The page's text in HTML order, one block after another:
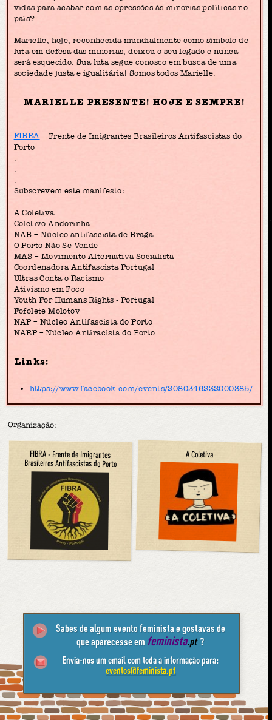
vidas para acabar com as opressões às minorias políticas no
país?
Marielle, hoje, reconhecida mundialmente como símbolo de
luta em defesa das minorias, deixou o seu legado e nunca
será esquecido. Sua luta segue conosco em busca de uma
sociedade justa e igualitária! Somos todos Marielle.
MARIELLE PRESENTE! HOJE E SEMPRE!
FIBRA – Frente de Imigrantes Brasileiros Antifascistas do
Porto
Subscrevem este manifesto:
A Coletiva
Coletivo Andorinha
NAB – Núcleo antifascista de Braga
O Porto Não Se Vende
MAS – Movimento Alternativa Socialista
Coordenadora Antifascista Portugal
Ultras Conta o Racismo
Ativismo em Foco
Youth For Humans Rights - Portugal
Fofolete Molotov
NAP – Núcleo Antifascista do Porto
NARP – Núcleo Antiracista do Porto
Links:
https://www.facebook.com/events/2080346232000385/
Organização:
FIBRA - Frente de Imigrantes
Brasileiros Antifascistas do Porto
A Coletiva
Sabes de algum evento feminista e gostavas de
que aparecesse em feminista.pt ?
Envia-nos um email com toda a informação para:
eventos@feminista.pt